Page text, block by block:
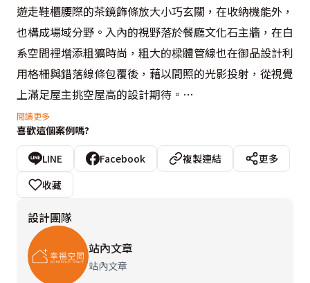
遊走鞋櫃腰際的茶鏡飾條放大小巧玄關，在收納機能外，
也構成場域分野。入內的視野落於餐廳文化石主牆，在白
系空間裡增添粗獷時尚，粗大的樑體管線也在御品設計利
用格柵與錯落線條包覆後，藉以間照的光影投射，從視覺
上滿足屋主挑空屋高的設計期待。
原樣品屋的定義為長形屋格局，狹長房型裡有四房的規
劃，御品設計拆除一房牆面鋪上木作地坪，作為屋主未來
小孩使用的書房，開放的場域機能鋪排，拉闊房型寬度，
再輔以玄關側牆的鏡射效果，完美詮釋方正格局，更在設
計師於置放屋主收藏的展示層架內安排間接光後，成功聚
焦房內視野，間接去化冗長視感。
閱讀更多
喜歡這個案例嗎?
LINE Facebook 複製連結
更多
收藏
設計團隊
站內文章
站內文章